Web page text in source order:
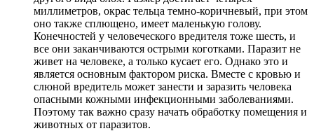
миллиметров, окрас тельца темно-коричневый, при этом
оно также сплющено, имеет маленькую голову.
Конечностей у человеческого вредителя тоже шесть, и
все они заканчиваются острыми коготками. Паразит не
живет на человеке, а только кусает его. Однако это и
является основным фактором риска. Вместе с кровью и
слюной вредитель может занести и заразить человека
опасными кожными инфекционными заболеваниями.
Поэтому так важно сразу начать обработку помещения и
животных от паразитов.